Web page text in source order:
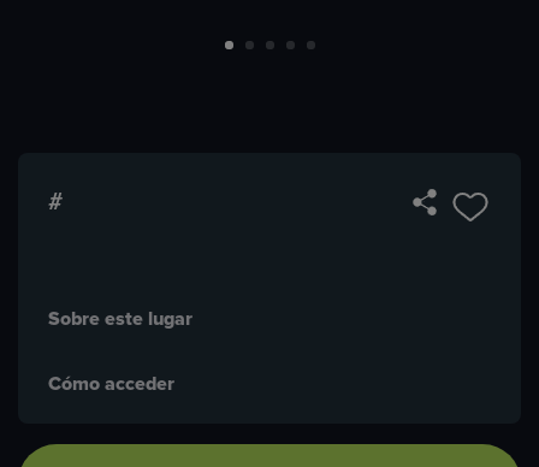
#
Sobre este lugar
Cómo acceder